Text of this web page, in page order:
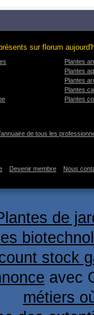
sur florum
Plantes
Plantes
Plantes
Plantes
Plantes
de tous les
Devenir membre Nous
de
stock
avec
métiers